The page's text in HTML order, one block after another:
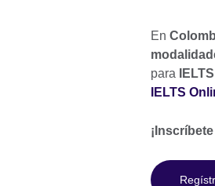
En
para
IELTS